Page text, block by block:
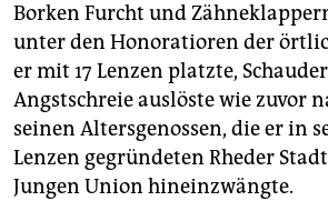
Borken Furcht und
unter den Honoratioren der
er mit 17 Lenzen platzte,
Angstschreie auslöste wie zuvor
seinen Altersgenossen, die er in
Lenzen gegründeten Rheder
Jungen Union hineinzwängte.